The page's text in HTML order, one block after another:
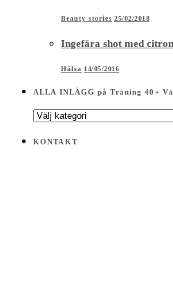
Beauty stories 25/02/2018
Ingefära shot med
Hälsa 14/05/2016
ALLA INLÄGG på Träning 40+
ALLA
på
KONTAKT